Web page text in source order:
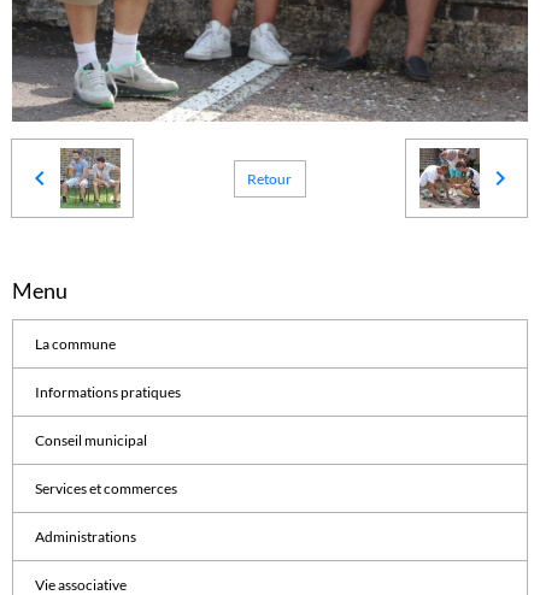
Retour
Menu
La commune
Informations pratiques
Conseil municipal
Services et commerces
Administrations
Vie associative